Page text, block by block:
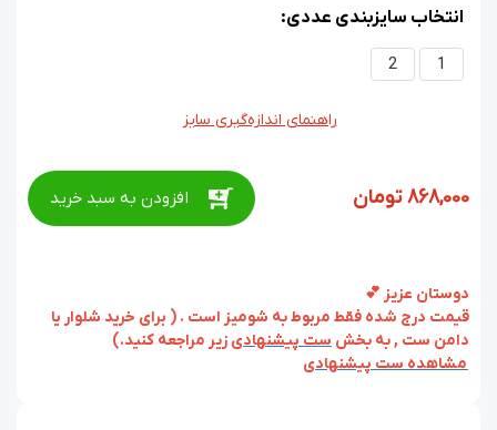
انتخاب سایزبندی عددی:
1
2
راهنمای اندازه‌گیری سایز
868,000تومان افزودن به سبد خرید
دوستان عزیز 💕
قیمت درج شده فقط مربوط به شومیز است . ( برای خرید شلوار یا
دامن ست , به بخش ست پیشنهادی زیر مراجعه کنید.)
مشاهده ست پیشنهادی